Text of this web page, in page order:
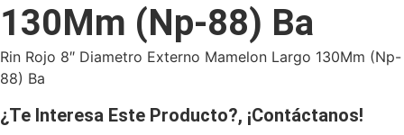
130Mm (Np-88) Ba
Rin Rojo 8″ Diametro Externo Mamelon Largo 130Mm (Np-
88) Ba
¿Te Interesa Este Producto?, ¡Contáctanos!